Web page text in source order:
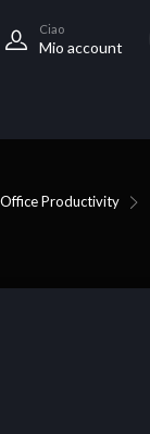
Ciao
Mio account
Productivity